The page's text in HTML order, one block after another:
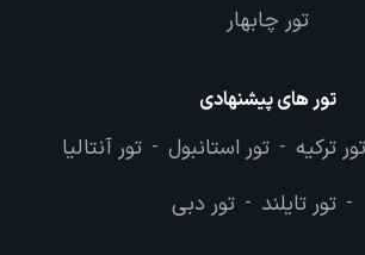
تور چابهار
تور های پیشنهادی
تور ترکیه تور استانبول تور آنتالیا
تور تایلند تور دبی